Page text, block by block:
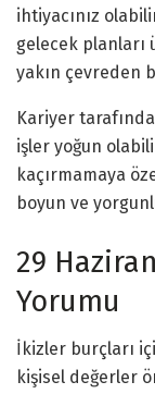
ihtiyacınız
gelecek planları
yakın çevreden
Kariyer
işler yoğun
kaçırmamaya
boyun ve
29
Yorumu
İkizler burçları
kişisel değerler